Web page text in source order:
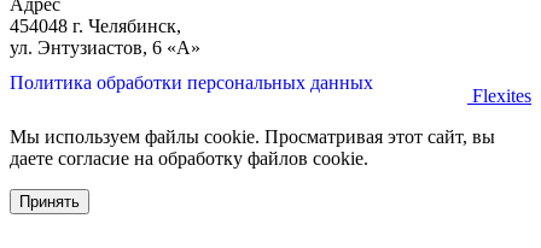
Адрес
454048 г. Челябинск,
ул. Энтузиастов, 6 «А»
Политика обработки персональных данных
Flexites
Мы используем файлы cookie. Просматривая этот сайт, вы
даете согласие на обработку файлов cookie.
Принять